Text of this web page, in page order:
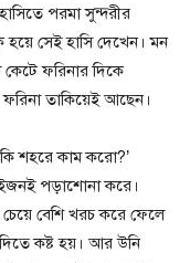
পরমা সুন্দরীর
সেই হাসি দেখেন। মন
ফরিনার দিকে
তাকিয়েই আছেন।
শহরে কাম করো?’
পড়াশোনা করে।
বেশি খরচ করে ফেলে
কষ্ট হয়। আর উনি